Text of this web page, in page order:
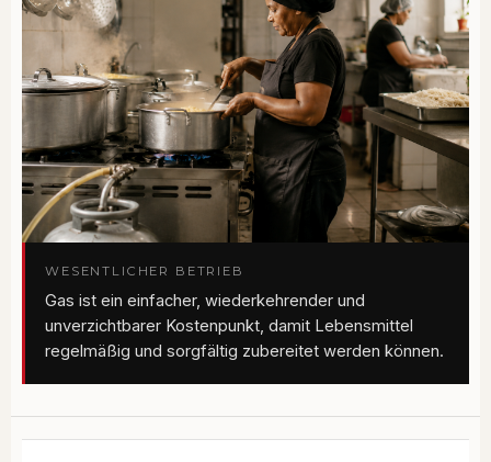
WESENTLICHER BETRIEB
Gas ist ein einfacher, wiederkehrender und
unverzichtbarer Kostenpunkt, damit Lebensmittel
regelmäßig und sorgfältig zubereitet werden können.